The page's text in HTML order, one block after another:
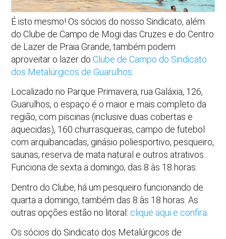
É isto mesmo! Os sócios do nosso Sindicato, além
do Clube de Campo de Mogi das Cruzes e do Centro
de Lazer de Praia Grande, também podem
aproveitar o lazer doClube de Campo do Sindicato
dos Metalúrgicos de Guarulhos
Localizado no Parque Primavera, rua Galáxia, 126,
Guarulhos, o espaço é o maior e mais completo da
região, com piscinas (inclusive duas cobertas e
aquecidas), 160 churrasqueiras, campo de futebol
com arquibancadas, ginásio poliesportivo, pesqueiro,
saunas, reserva de mata natural e outros atrativos.
Funciona de sexta a domingo, das 8 às 18 horas.
Dentro do Clube, há um pesqueiro funcionando de
quarta a domingo, também das 8 às 18 horas. As
outras opções estão no litoral: clique aqui e confira
Os sócios do Sindicato dos Metalúrgicos de